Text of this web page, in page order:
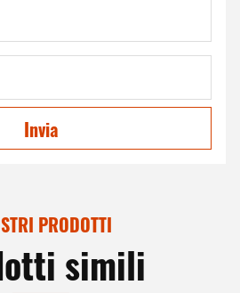
Invia
PRODOTTI
simili